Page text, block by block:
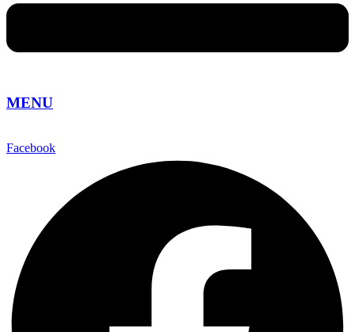
MENU
Facebook